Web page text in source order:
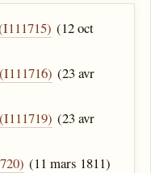
(12 oct
(23 avr
(23 avr
(11 mars 1811)